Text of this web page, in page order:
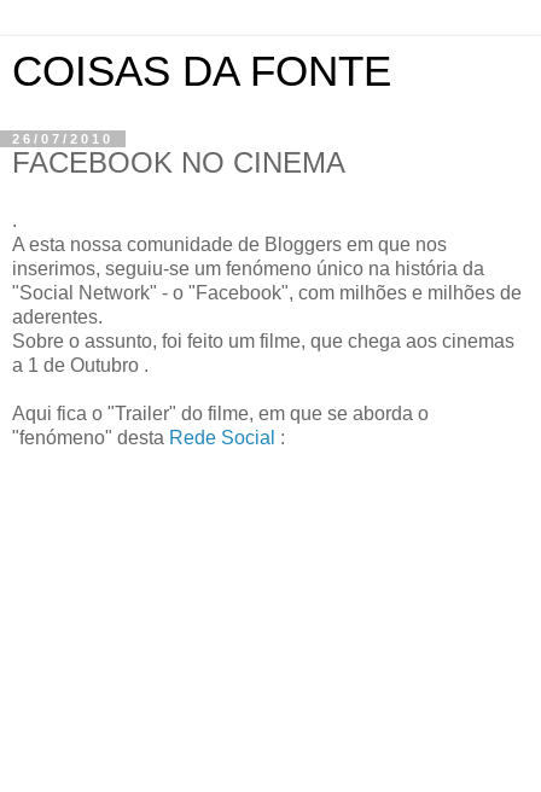
COISAS DA FONTE
26/07/2010
FACEBOOK NO CINEMA
.
A esta nossa comunidade de Bloggers em que nos
inserimos, seguiu-se um fenómeno único na história da
"Social Network" - o "Facebook", com milhões e milhões de
aderentes.
Sobre o assunto, foi feito um filme, que chega aos cinemas
a 1 de Outubro .
Aqui fica o "Trailer" do filme, em que se aborda o
"fenómeno" desta Rede Social :